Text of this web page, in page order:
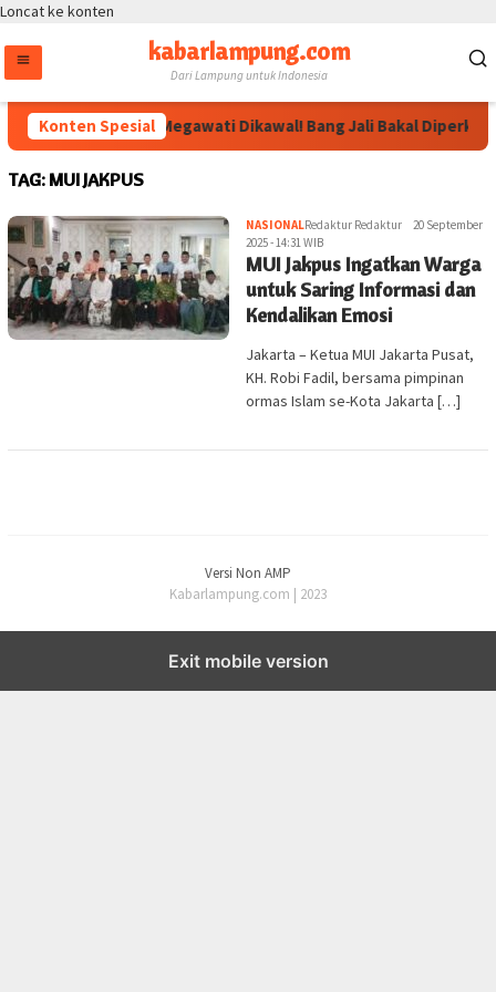
Loncat ke konten
kabarlampung.com
Dari Lampung untuk Indonesia
Konten SpesialArahan Megawati Dikawal! Bang Jali Bakal
TAG: MUI JAKPUS
NASIONALRedaktur Redaktur
20 September
2025 - 14:31 WIB
MUI Jakpus Ingatkan Warga
untuk Saring Informasi dan
Kendalikan Emosi
Jakarta – Ketua MUI Jakarta Pusat,
KH. Robi Fadil, bersama pimpinan
ormas Islam se-Kota Jakarta […]
Versi Non AMP
Kabarlampung.com | 2023
Exit mobile version